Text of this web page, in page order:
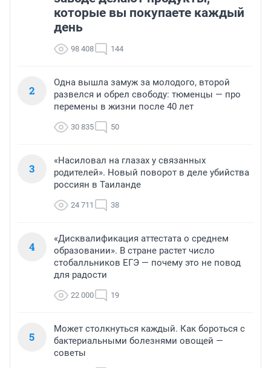
в реальной жизни.
Такого нет ни в одной стране.
Еще хватает мозгов у кого то это поддерживать.
которые вы покупаете каждый
день
98 408 144
2
Одна вышла замуж за молодого, второй
развелся и обрел свободу: тюменцы — про
перемены в жизни после 40 лет
30 835 50
3
«Насиловал на глазах у связанных
родителей». Новый поворот в деле убийства
россиян в Таиланде
24 711 38
4
«Дисквалификация аттестата о среднем
образовании». В стране растет число
стобалльников ЕГЭ — почему это не повод
для радости
22 000 19
5
Может столкнуться каждый. Как бороться с
бактериальными болезнями овощей —
советы